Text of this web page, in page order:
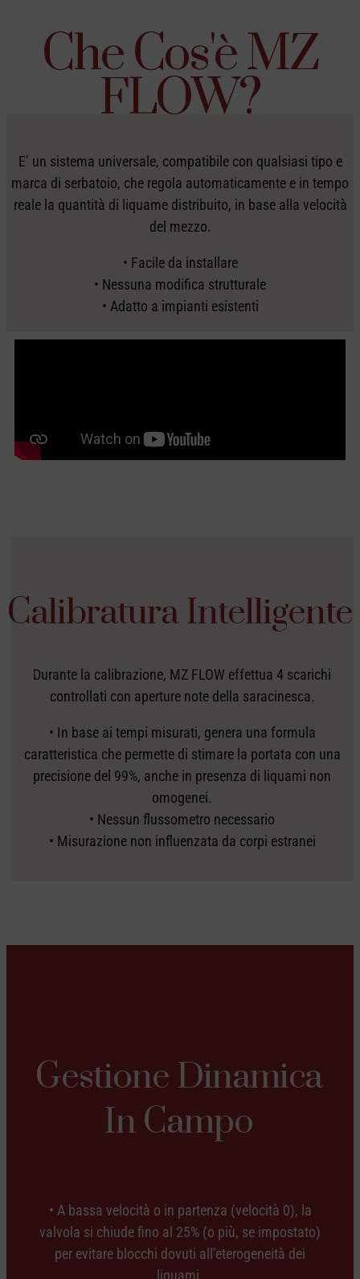
Che Cos'è MZ
FLOW?
E’ un sistema universale, compatibile con qualsiasi tipo e
marca di serbatoio, che regola automaticamente e in tempo
reale la quantità di liquame distribuito, in base alla velocità
del mezzo.
• Facile da installare
• Nessuna modifica strutturale
• Adatto a impianti esistenti
Calibratura Intelligente
Durante la calibrazione, MZ FLOW effettua 4 scarichi
controllati con aperture note della saracinesca.
• In base ai tempi misurati, genera una formula
caratteristica che permette di stimare la portata con una
precisione del 99%, anche in presenza di liquami non
omogenei.
• Nessun flussometro necessario
• Misurazione non influenzata da corpi estranei
Gestione Dinamica
In Campo
• A bassa velocità o in partenza (velocità 0), la
valvola si chiude fino al 25% (o più, se impostato)
per evitare blocchi dovuti all’eterogeneità dei